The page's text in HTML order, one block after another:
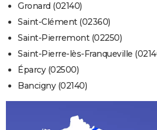
Gronard (02140)
Saint-Clément (02360)
Saint-Pierremont (02250)
Saint-Pierre-lès-Franqueville
Éparcy (02500)
Bancigny (02140)